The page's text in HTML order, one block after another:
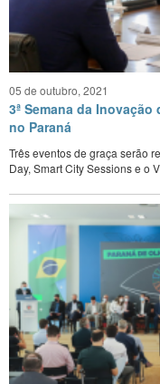
05 de outubro, 2021
3ª Semana da
no Paraná
Três eventos de graça serão
Day, Smart City Sessions e o